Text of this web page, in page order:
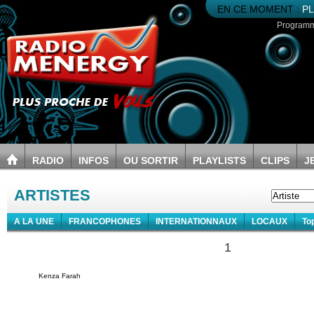
EN CE MOMENT :
RADIO INFOS OU SORTIR PLAYLISTS CLIPS
ARTISTES
A LA UNE FRANCOPHONES INTERNATIONNAUX LOCAUX
1
Kenza Farah